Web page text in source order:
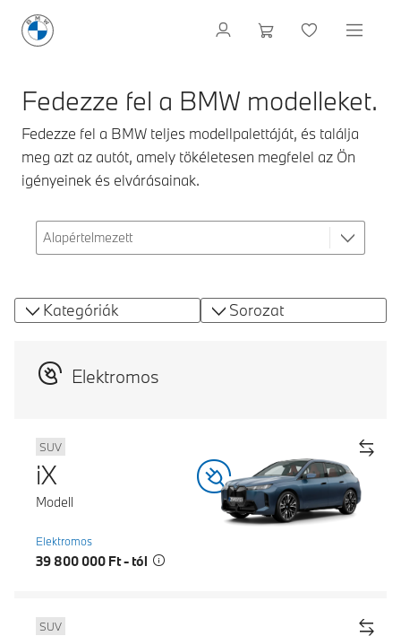
Fedezze fel a BMW modelleket.
Fedezze fel a BMW teljes modellpalettáját, és találja
meg azt az autót, amely tökéletesen megfelel az Ön
igényeinek és elvárásainak.
Kategóriák Sorozat
Elektromos
SUV
iX
Modell
Elektromos
39 800 000 Ft - tól
SUV